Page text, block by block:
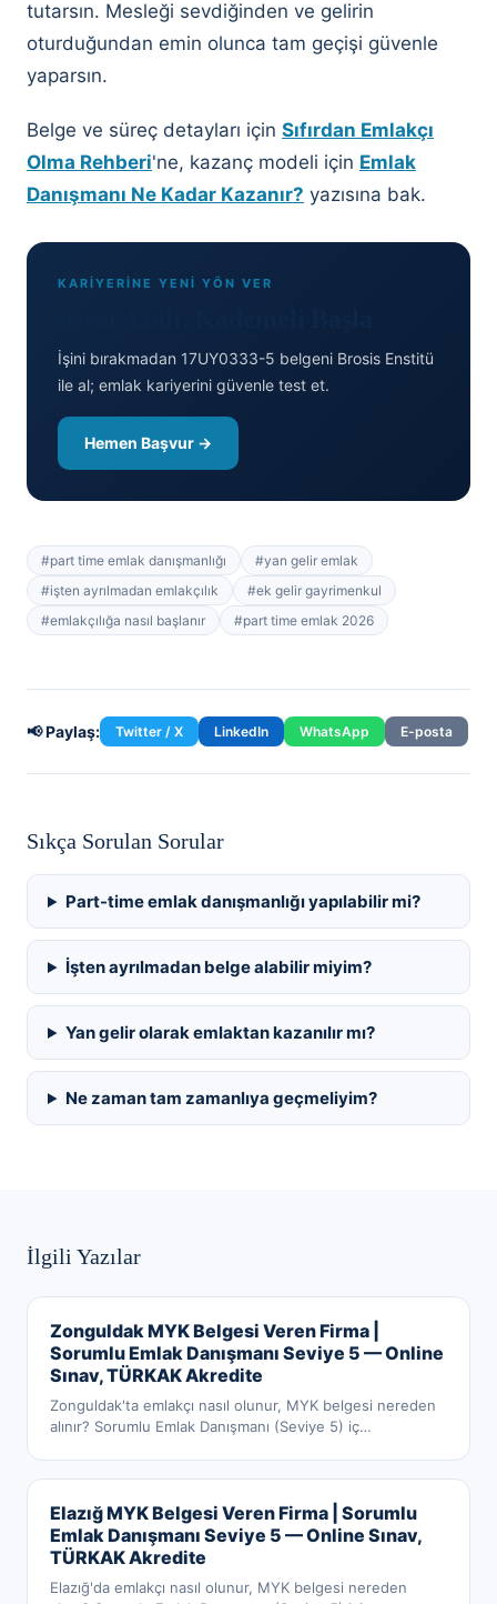
tutarsın. Mesleği sevdiğinden ve gelirin
oturduğundan emin olunca tam geçişi güvenle
yaparsın.
Belge ve süreç detayları için Sıfırdan Emlakçı
Olma Rehberi'ne, kazanç modeli için Emlak
Danışmanı Ne Kadar Kazanır? yazısına bak.
KARİYERİNE YENİ YÖN VER
İşini bırakmadan 17UY0333-5 belgeni Brosis Enstitü
ile al; emlak kariyerini güvenle test et.
Hemen Başvur →
#part time emlak danışmanlığı #yan gelir emlak
#işten ayrılmadan emlakçılık #ek gelir gayrimenkul
#emlakçılığa nasıl başlanır #part time emlak 2026
📢 Paylaş: Twitter / X LinkedIn WhatsApp E-posta
Sıkça Sorulan Sorular
Part-time emlak danışmanlığı yapılabilir mi?
İşten ayrılmadan belge alabilir miyim?
Yan gelir olarak emlaktan kazanılır mı?
Ne zaman tam zamanlıya geçmeliyim?
İlgili Yazılar
Zonguldak MYK Belgesi Veren Firma |
Sorumlu Emlak Danışmanı Seviye 5 — Online
Sınav, TÜRKAK Akredite
Zonguldak'ta emlakçı nasıl olunur, MYK belgesi nereden
alınır? Sorumlu Emlak Danışmanı (Seviye 5) iç…
Elazığ MYK Belgesi Veren Firma | Sorumlu
Emlak Danışmanı Seviye 5 — Online Sınav,
TÜRKAK Akredite
Elazığ'da emlakçı nasıl olunur, MYK belgesi nereden